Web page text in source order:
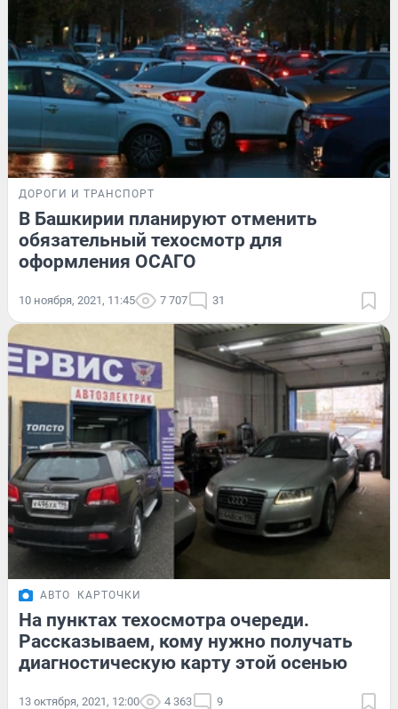
ДОРОГИ И ТРАНСПОРТ
В Башкирии планируют отменить
обязательный техосмотр для
оформления ОСАГО
10 ноября, 2021, 11:45 7 707 31
АВТО КАРТОЧКИ
На пунктах техосмотра очереди.
Рассказываем, кому нужно получать
диагностическую карту этой осенью
13 октября, 2021, 12:00 4 363 9